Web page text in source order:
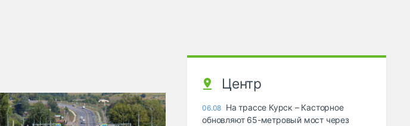
Центр
06.08 На трассе Курск – Касторное
обновляют 65-метровый мост через